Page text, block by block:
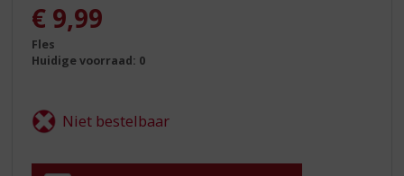
€ 9,99
Fles
Huidige voorraad: 0